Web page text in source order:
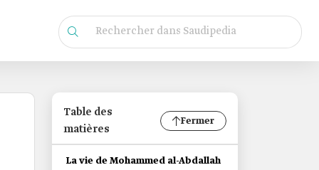
Table des
matières
Fermer
La vie de Mohammed al-Abdallah